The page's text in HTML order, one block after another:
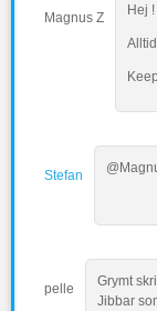
Magnus Z Hej !
Stefan
pelle
Grymt
Jibbar